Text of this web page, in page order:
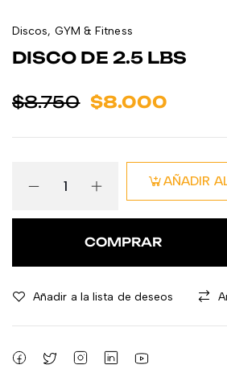
Discos, GYM & Fitness
DISCO DE 2.5 LBS
$8.750 $8.000
AÑADIR
COMPRAR
Añadir a la lista de deseos